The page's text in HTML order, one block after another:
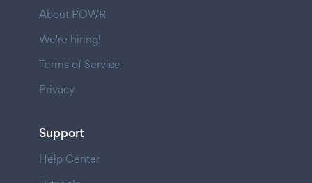
About POWR
We're hiring!
Terms of Service
Privacy
Support
Help Center